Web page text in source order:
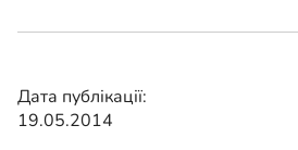
Дата публікації:
19.05.2014